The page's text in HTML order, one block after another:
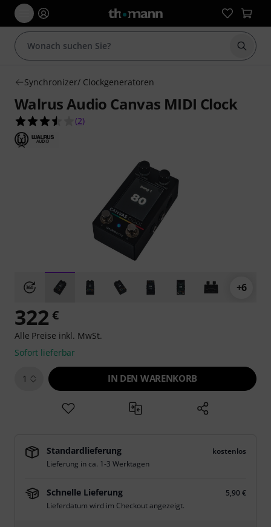
Suche
Synchronizer/ Clockgeneratoren
Walrus Audio Canvas MIDI Clock
3.5 von 5 Sternen aus 2 Kundenbewertungen
(2)
+6
322 €
Alle Preise inkl. MwSt.
Sofort lieferbar
1 IN DEN WARENKORB
Standardlieferung
kostenlos
Lieferung in ca. 1-3 Werktagen
Schnelle Lieferung
5,90 €
Lieferdatum wird im Checkout angezeigt.